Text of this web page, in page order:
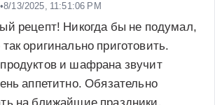
•8/13/2025, 11:51:06 PM
рецепт! Никогда бы не подумал,
оригинально приготовить.
и шафрана звучит
аппетитно. Обязательно
на ближайшие праздники.